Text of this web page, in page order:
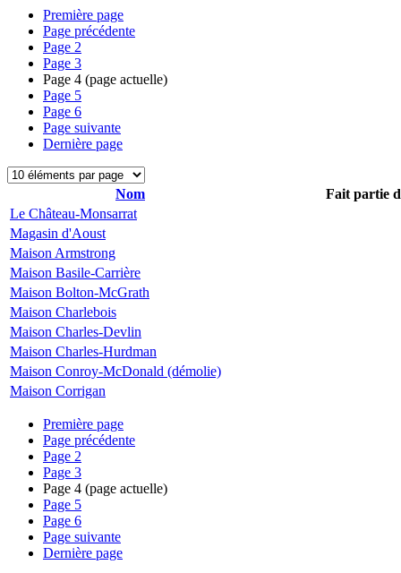
Première page
Page précédente
Page 2
Page 3
Page 4 (page actuelle)
Page 5
Page 6
Page suivante
Dernière page
Nom
Fait partie
Le Château-Monsarrat
Magasin d'Aoust
Maison Armstrong
Maison Basile-Carrière
Maison Bolton-McGrath
Maison Charlebois
Maison Charles-Devlin
Maison Charles-Hurdman
Maison Conroy-McDonald (démolie)
Maison Corrigan
Première page
Page précédente
Page 2
Page 3
Page 4 (page actuelle)
Page 5
Page 6
Page suivante
Dernière page